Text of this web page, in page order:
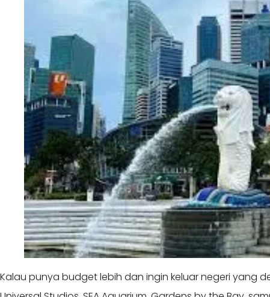
Kalau punya budget lebih dan ingin keluar negeri yang